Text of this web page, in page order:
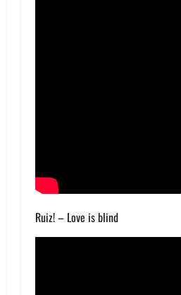
Ruiz! – Love is blind